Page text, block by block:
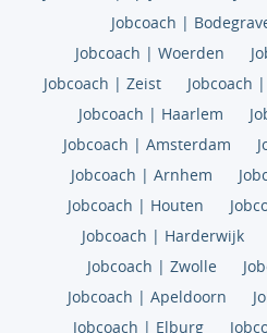
Jobcoach |
Jobcoach | Woerden
Jobcoach | Zeist
Jobcoach
Jobcoach | Haarlem
Jobcoach | Amsterdam
Jobcoach | Arnhem
Jobcoach | Houten
Jobcoach | Harderwijk
Jobcoach | Zwolle
Jobcoach | Apeldoorn
Jobcoach | Elburg